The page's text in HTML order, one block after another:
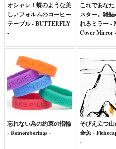
オシャレ！蝶のような美
しいフォルムのコーヒー
テーブル - BUTTERFLY
-
これであな
スター。雑
れるミラー -
Cover Mirror -
忘れない為の約束の指輪
- Rememberings -
そびえ立つ
金魚 -
-